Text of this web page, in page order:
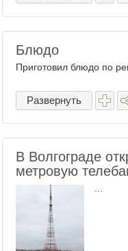
Блюдо
Приготовил блюдо по
Развернуть
В Волгограде
метровую